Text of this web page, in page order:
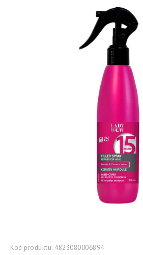
Kod produktu: 4823080006894